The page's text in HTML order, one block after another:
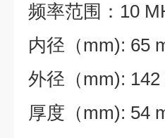
频率范围：10
内径（mm): 65
外径（mm): 142
厚度（mm): 54